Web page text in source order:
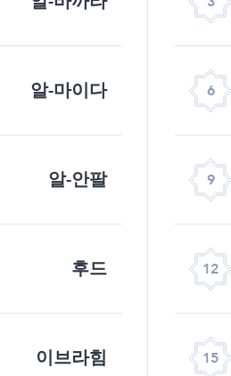
알-마이다 6
알-안팔 9
후드 12
이브라힘 15